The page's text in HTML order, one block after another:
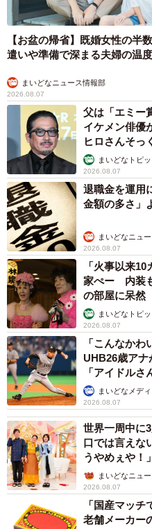
【お盆の帰省】既婚女性の
遣いや準備で深まる夫婦の温
まいどなニュース情報部
2026.08.07
父は「エミー
イケメン俳優
ヒロさんそっ
まいどなトピッ
2026.08.07
退職金を運用
金額の多さ」
まいどなニュ
2026.08.07
「火事以来
家ぺー 内装
の部屋に呆然
まいどなトピッ
2026.08.07
「こんなか
UHB26歳ア
「アイドル
か」まいどなメデ
2026.08.07
世界一周中に
口では言えな
うやめぇや！
ん】まいどなニュー
2026.08.07
「国産マッチ
老舗メーカー